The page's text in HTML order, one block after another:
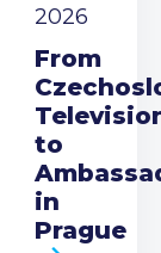
2026
From
to
in
Prague